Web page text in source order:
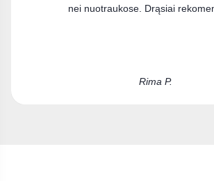
Kristina D.